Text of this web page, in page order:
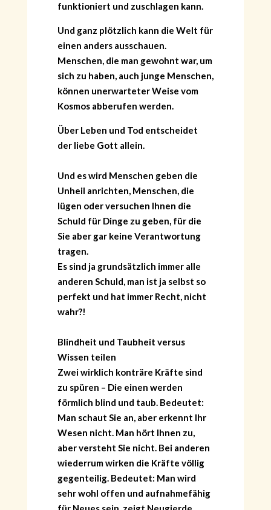
ÜBER AVANTGART.DE
IMPRESSUM & DATENSCHUTZ
funktioniert und zuschlagen kann.
Und ganz plötzlich kann die Welt für
einen anders ausschauen.
Menschen, die man gewohnt war, um
sich zu haben, auch junge Menschen,
können unerwarteter Weise vom
Kosmos abberufen werden.
Über Leben und Tod entscheidet
der liebe Gott allein.
Und es wird Menschen geben die
Unheil anrichten, Menschen, die
lügen oder versuchen Ihnen die
Schuld für Dinge zu geben, für die
Sie aber gar keine Verantwortung
tragen.
Es sind ja grundsätzlich immer alle
anderen Schuld, man ist ja selbst so
perfekt und hat immer Recht, nicht
wahr?!
Blindheit und Taubheit versus
Wissen teilen
Zwei wirklich konträre Kräfte sind
zu spüren – Die einen werden
förmlich blind und taub. Bedeutet:
Man schaut Sie an, aber erkennt Ihr
Wesen nicht. Man hört Ihnen zu,
aber versteht Sie nicht. Bei anderen
wiederrum wirken die Kräfte völlig
gegenteilig. Bedeutet: Man wird
sehr wohl offen und aufnahmefähig